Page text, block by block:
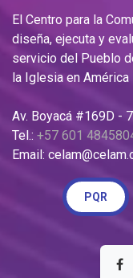
El Centro para la
diseña, ejecuta y
servicio del Pueblo
la Iglesia en América
Av. Boyacá #169D -
Tel.: +57 601
Email:
PQR